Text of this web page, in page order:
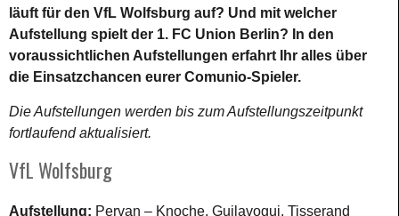
läuft für den VfL Wolfsburg auf? Und mit welcher
Aufstellung spielt der 1. FC Union Berlin? In den
voraussichtlichen Aufstellungen erfahrt Ihr alles über
die Einsatzchancen eurer Comunio-Spieler.
Die Aufstellungen werden bis zum Aufstellungszeitpunkt
fortlaufend aktualisiert.
VfL Wolfsburg
Aufstellung: Pervan – Knoche, Guilavogui, Tisserand